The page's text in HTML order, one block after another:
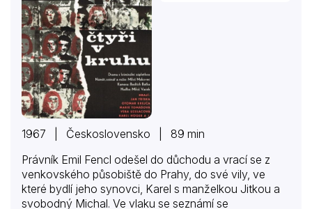
1967 | Československo | 89 min
Právník Emil Fencl odešel do důchodu a vrací se z
venkovského působiště do Prahy, do své vily, ve
které bydlí jeho synovci, Karel s manželkou Jitkou a
svobodný Michal. Ve vlaku se seznámí se